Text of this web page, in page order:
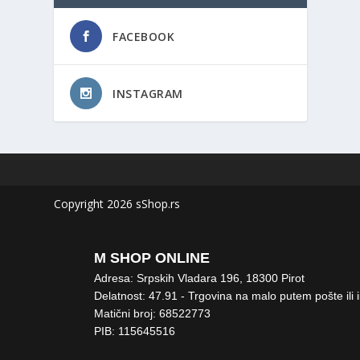
FACEBOOK
INSTAGRAM
Copyright 2026 sShop.rs
M SHOP ONLINE
Adresa: Srpskih Vladara 196, 18300 Pirot
Delatnost: 47.91 - Trgovina na malo putem pošte ili
Matični broj: 68522773
PIB: 115645516